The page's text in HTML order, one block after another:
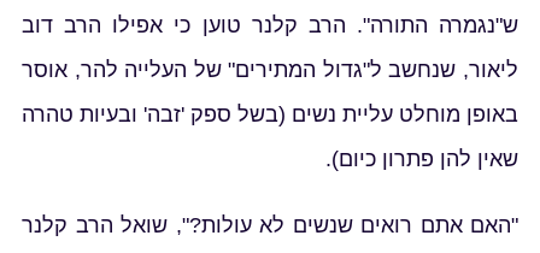
ש"נגמרה התורה". הרב קלנר טוען כי אפילו הרב דוב
ליאור, שנחשב ל"גדול המתירים" של העלייה להר, אוסר
באופן מוחלט עליית נשים (בשל ספק 'זבה' ובעיות טהרה
שאין להן פתרון כיום).
"האם אתם רואים שנשים לא עולות?", שואל הרב קלנר